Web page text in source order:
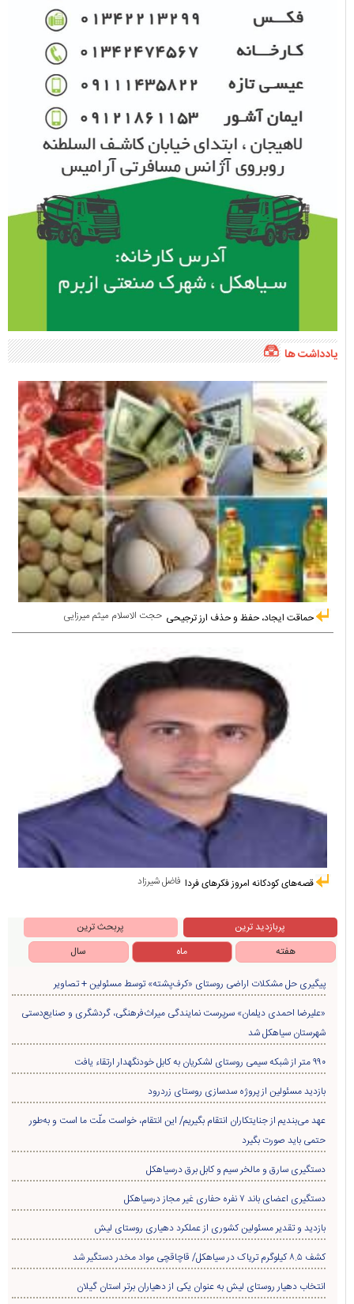
یادداشت ها
حجت الاسلام میثم میرزایی حماقت ایجاد، حفظ و حذف ارز ترجیحی
فاضل شیرزاد قصه‌های کودکانه امروز فکرهای فردا
پربازدید ترین
پربحث ترین
هفته
ماه سال
پیگیری حل مشکلات اراضی روستای «کرف‌پشته» توسط مسئولین + تصاویر
«علیرضا احمدی دیلمان» سرپرست نمایندگی میراث‌فرهنگی، گردشگری و صنایع‌دستی
شهرستان سیاهکل شد
۹۹۰ متر از شبکه سیمی روستای لشکریان به کابل خودنگهدار ارتقاء یافت
بازدید مسئولین از پروژه سدسازی روستای زردرود
عهد می‌بندیم از جنایتکاران انتقام بگیریم/ این انتقام، خواست ملّت ما است و به‌طور
حتمی باید صورت بگیرد
دستگیری سارق و مالخر سیم و کابل برق درسیاهکل
دستگیری اعضای باند ۷ نفره حفاری غير مجاز درسیاهکل
بازدید و تقدیر مسئولین کشوری از عملکرد دهیاری روستای لیش
کشف ۸.۵ کیلوگرم تریاک در سیاهکل/ قاچاقچی مواد مخدر دستگیر شد
انتخاب دهیار روستای لیش به عنوان یکی از دهیاران برتر استان گیلان